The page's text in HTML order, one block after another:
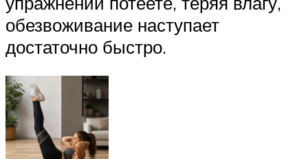
обезвоживание наступает
достаточно быстро.